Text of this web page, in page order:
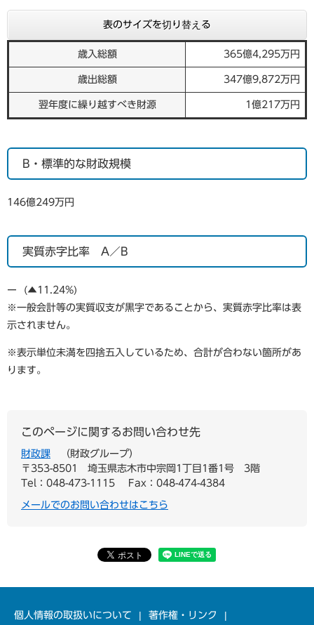
表のサイズを切り替える
歳入総額 365億4,295万円
歳出総額 347億9,872万円
翌年度に繰り越すべき財源 1億217万円
B・標準的な財政規模
146億249万円
実質赤字比率 A／B
ー (▲11.24%)
※一般会計等の実質収支が黒字であることから、実質赤字比率は表
示されません。
※表示単位未満を四捨五入しているため、合計が合わない箇所があ
ります。
このページに関するお問い合わせ先
財政課
財政グループ
〒353-8501
埼玉県志木市中宗岡1丁目1番1号 3階
Tel：048-473-1115
Fax：048-474-4384
メールでのお問い合わせはこちら
個人情報の取扱いについて 著作権・リンク